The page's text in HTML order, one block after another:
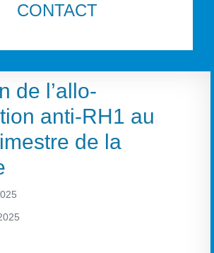
CONTACT
de l’allo-
anti-RH1 au
de la